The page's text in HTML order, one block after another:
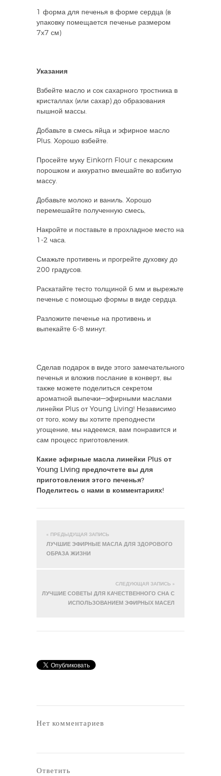
1 форма для печенья в форме сердца (в
упаковку помещается печенье размером
7х7 см)
Указания
Взбейте масло и сок сахарного тростника в
кристаллах (или сахар) до образования
пышной массы.
Добавьте в смесь яйца и эфирное масло
Plus. Хорошо взбейте.
Просейте муку Einkorn Flour с пекарским
порошком и аккуратно вмешайте во взбитую
массу.
Добавьте молоко и ваниль. Хорошо
перемешайте полученную смесь,
Накройте и поставьте в прохладное место на
1-2 часа.
Смажьте противень и прогрейте духовку до
200 градусов.
Раскатайте тесто толщиной 6 мм и вырежьте
печенье с помощью формы в виде сердца.
Разложите печенье на противень и
выпекайте 6-8 минут.
Сделав подарок в виде этого замечательного
печенья и вложив послание в конверт, вы
также можете поделиться секретом
ароматной выпечки—эфирными маслами
линейки Plus от Young Living! Независимо
от того, кому вы хотите преподнести
угощение, мы надеемся, вам понравится и
сам процесс приготовления.
Какие эфирные масла линейки Plus от
Young Living предпочтете вы для
приготовления этого печенья?
Поделитесь с нами в комментариях!
« ПРЕДЫДУЩАЯ ЗАПИСЬ
ЛУЧШИЕ ЭФИРНЫЕ МАСЛА ДЛЯ ЗДОРОВОГО
ОБРАЗА ЖИЗНИ
СЛЕДУЮЩАЯ ЗАПИСЬ »
ЛУЧШИЕ СОВЕТЫ ДЛЯ КАЧЕСТВЕННОГО СНА С
ИСПОЛЬЗОВАНИЕМ ЭФИРНЫХ МАСЕЛ
Нет комментариев
Ответить